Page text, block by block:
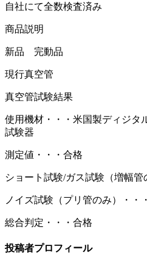
自社にて全数検査済み
商品説明
新品 完動品
現行真空管
真空管試験結果
使用機材・・・米国製ディジタ
試験器
測定値・・・合格
ショート試験/ガス試験（増幅管
ノイズ試験（プリ管のみ）・・
総合判定・・・合格
投稿者プロフィール